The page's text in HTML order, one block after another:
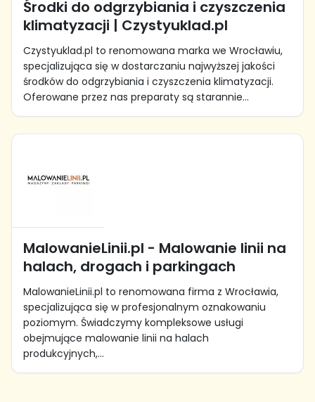
Środki do odgrzybiania i czyszczenia
klimatyzacji | Czystyuklad.pl
Czystyuklad.pl to renomowana marka we Wrocławiu,
specjalizująca się w dostarczaniu najwyższej jakości
środków do odgrzybiania i czyszczenia klimatyzacji.
Oferowane przez nas preparaty są starannie...
MalowanieLinii.pl - Malowanie linii na
halach, drogach i parkingach
MalowanieLinii.pl to renomowana firma z Wrocławia,
specjalizująca się w profesjonalnym oznakowaniu
poziomym. Świadczymy kompleksowe usługi
obejmujące malowanie linii na halach
produkcyjnych,...